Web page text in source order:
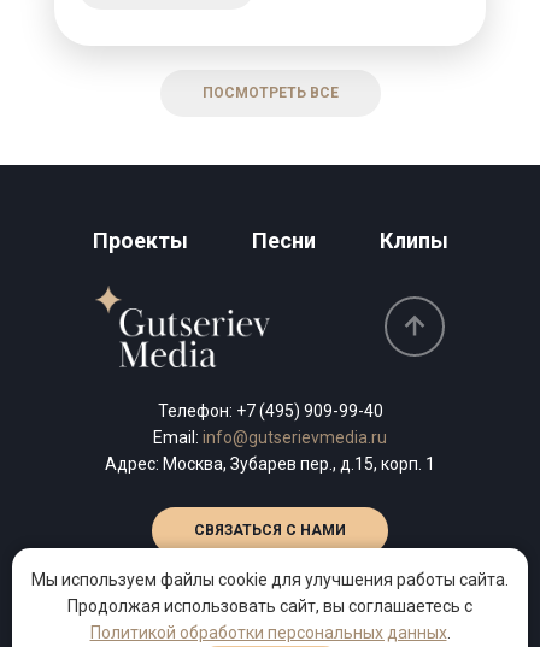
ПОСМОТРЕТЬ ВСЕ
Проекты Песни Клипы
Телефон: +7 (495) 909-99-40
Email: info@gutserievmedia.ru
Адрес: Москва, Зубарев пер., д.15, корп. 1
СВЯЗАТЬСЯ С НАМИ
2013–2026 © Продюсерский центр поэта Михаила Гуцериева.
Мы используем файлы cookie для улучшения работы сайта.
Продолжая использовать сайт, вы соглашаетесь с
Политикой обработки персональных данных.